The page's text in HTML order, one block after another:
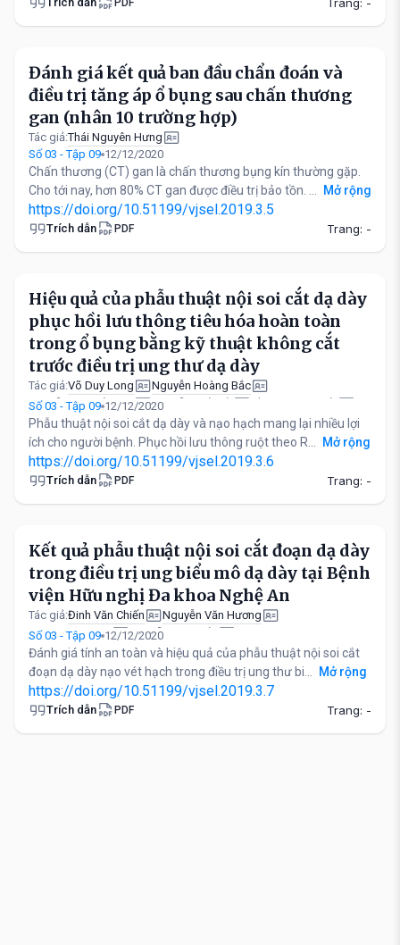
PDF
Đánh giá kết quả ban đầu chẩn đoán và
điều trị tăng áp ổ bụng sau chấn thương
gan (nhân 10 trường hợp)
Tác giả:Thái Nguyên Hưng
Số 03 - Tập 09 12/12/2020
Chấn thương (CT) gan là chấn thương bụng kín thường gặp.
Cho tới nay, hơn 80% CT gan được điều trị bảo tồn. ...
Mở rộng
https://doi.org/10.51199/vjsel.2019.3.5
Trích dẫn PDF Trang: -
Hiệu quả của phẫu thuật nội soi cắt dạ dày
phục hồi lưu thông tiêu hóa hoàn toàn
trong ổ bụng bằng kỹ thuật không cắt
trước điều trị ung thư dạ dày
Tác giả:Võ Duy Long
Nguyễn Hoàng Bắc
Nguyễn Vũ Tuấn Anh
Nguyễn Viết Hải
Hồ Lê Minh Quốc
Trần Quang Đạt
Số 03 - Tập 09 12/12/2020
Phẫu thuật nội soi cắt dạ dày và nạo hạch mang lại nhiều lợi
ích cho người bệnh. Phục hồi lưu thông ruột theo R...
Mở rộng
https://doi.org/10.51199/vjsel.2019.3.6
Trích dẫn PDF Trang: -
Kết quả phẫu thuật nội soi cắt đoạn dạ dày
trong điều trị ung biểu mô dạ dày tại Bệnh
viện Hữu nghị Đa khoa Nghệ An
Tác giả:Đinh Văn Chiến
Nguyễn Văn Hương
Đặng Đình Khoa
Nguyễn Văn Thủy
Số 03 - Tập 09 12/12/2020
Đánh giá tính an toàn và hiệu quả của phẫu thuật nội soi cắt
đoạn dạ dày nạo vét hạch trong điều trị ung thư bi...
Mở rộng
https://doi.org/10.51199/vjsel.2019.3.7
Trích dẫn PDF Trang: -